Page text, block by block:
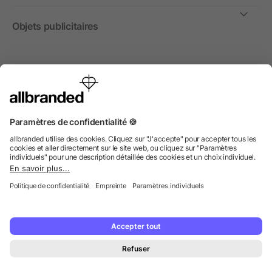
Objets publicitaires
International
Nous commercialisons nos objets publicitaires et articles
non aux personnes privées.